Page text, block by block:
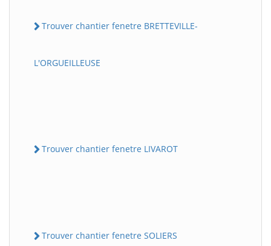
Trouver chantier fenetre BRETTEVILLE-
L'ORGUEILLEUSE
Trouver chantier fenetre LIVAROT
Trouver chantier fenetre SOLIERS